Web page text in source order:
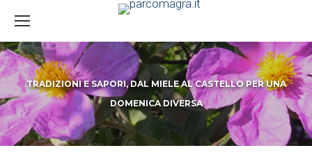
TRADIZIONI E SAPORI, DAL MIELE AL CASTELLO PER UNA
DOMENICA DIVERSA
You are here: